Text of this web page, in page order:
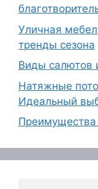
Уличная
тренды сезона
Виды салютов
Натяжные
Идеальный
Преимущества